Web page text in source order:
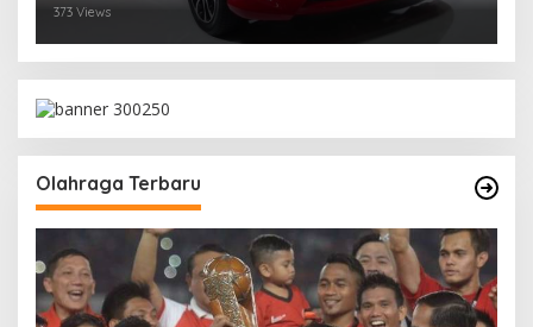
373 Views
Olahraga Terbaru